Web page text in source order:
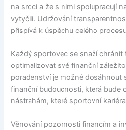
na srdci a že s nimi spolupracují
vytyčili. Udržování
přispívá k úspěchu celého
Každý sportovec se snaží chránit
optimalizovat své finanční
poradenství je možné dosáhnout
finanční budoucnosti, která bude
nástrahám, které sportovní
Věnování pozornosti financím a